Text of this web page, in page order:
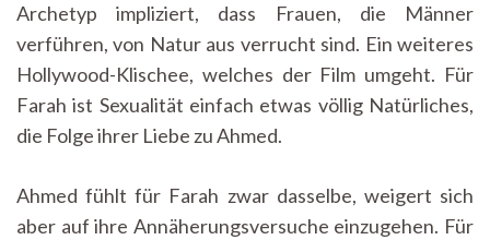
Archetyp impliziert, dass Frauen, die Männer
verführen, von Natur aus verrucht sind. Ein weiteres
Hollywood-Klischee, welches der Film umgeht. Für
Farah ist Sexualität einfach etwas völlig Natürliches,
die Folge ihrer Liebe zu Ahmed.
Ahmed fühlt für Farah zwar dasselbe, weigert sich
aber auf ihre Annäherungsversuche einzugehen. Für